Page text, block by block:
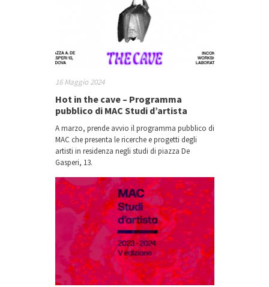
16 Maggio 2024
Hot in the cave – Programma
pubblico di MAC Studi d’artista
A marzo, prende avvio il programma pubblico di
MAC che presenta le ricerche e progetti degli
artisti in residenza negli studi di piazza De
Gasperi, 13.